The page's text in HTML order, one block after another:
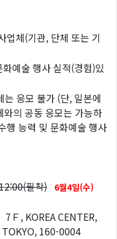
업체(기관, 단체 또는 기
예술 행사 실적(경험)있
응모 불가 (단, 일본에
의 공동 응모는 가능하
행 능력 및 문화예술 행사
필착)
6월4일(수)
, KOREA CENTER,
160-0004